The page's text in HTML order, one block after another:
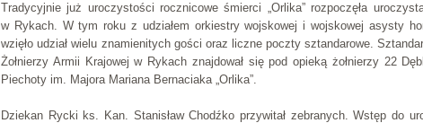
Tradycyjnie już uroczystości rocznicowe śmierci „Orlika” rozpoczęła
w Rykach. W tym roku z udziałem orkiestry wojskowej i wojskowej asysty
wzięło udział wielu znamienitych gości oraz liczne poczty sztandarowe.
Żołnierzy Armii Krajowej w Rykach znajdował się pod opieką żołnierzy 22
Piechoty im. Majora Mariana Bernaciaka „Orlika”.
Dziekan Rycki ks. Kan. Stanisław Chodźko przywitał zebranych. Wstęp do